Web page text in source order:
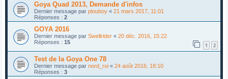
Goya Quad 2013, Demande d'infos
Dernier message par plouboy « 21 mars 2017, 11:01
Réponses : 2
GOYA 2016
Dernier message par Swellrider « 20 déc. 2016, 15:22
Réponses : 15 1 2
Test de la Goya One 78
Dernier message par nord_roi « 24 août 2016, 18:10
Réponses : 3